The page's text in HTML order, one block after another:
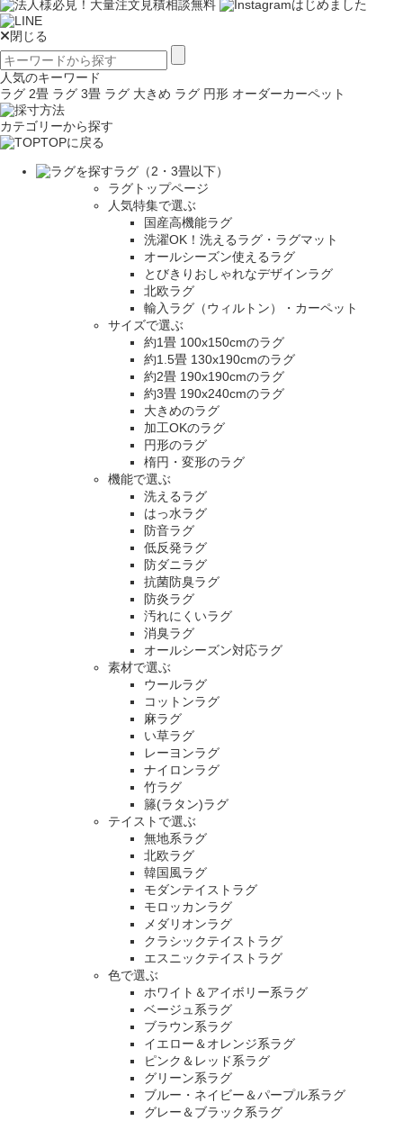
閉じる
人気のキーワード
ラグ 2畳 ラグ 3畳 ラグ 大きめ ラグ 円形 オーダーカーペット
カテゴリーから探す
TOPに戻る
ラグ（2・3畳以下）
ラグトップページ
人気特集で選ぶ
国産高機能ラグ
洗濯OK！洗えるラグ・ラグマット
オールシーズン使えるラグ
とびきりおしゃれなデザインラグ
北欧ラグ
輸入ラグ（ウィルトン）・カーペット
サイズで選ぶ
約1畳 100x150cmのラグ
約1.5畳 130x190cmのラグ
約2畳 190x190cmのラグ
約3畳 190x240cmのラグ
大きめのラグ
加工OKのラグ
円形のラグ
楕円・変形のラグ
機能で選ぶ
洗えるラグ
はっ水ラグ
防音ラグ
低反発ラグ
防ダニラグ
抗菌防臭ラグ
防炎ラグ
汚れにくいラグ
消臭ラグ
オールシーズン対応ラグ
素材で選ぶ
ウールラグ
コットンラグ
麻ラグ
い草ラグ
レーヨンラグ
ナイロンラグ
竹ラグ
籐(ラタン)ラグ
テイストで選ぶ
無地系ラグ
北欧ラグ
韓国風ラグ
モダンテイストラグ
モロッカンラグ
メダリオンラグ
クラシックテイストラグ
エスニックテイストラグ
色で選ぶ
ホワイト＆アイボリー系ラグ
ベージュ系ラグ
ブラウン系ラグ
イエロー＆オレンジ系ラグ
ピンク＆レッド系ラグ
グリーン系ラグ
ブルー・ネイビー＆パープル系ラグ
グレー＆ブラック系ラグ